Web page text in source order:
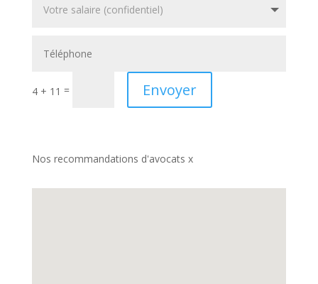
4 + 11 = Envoyer
Nos recommandations d'avocats x